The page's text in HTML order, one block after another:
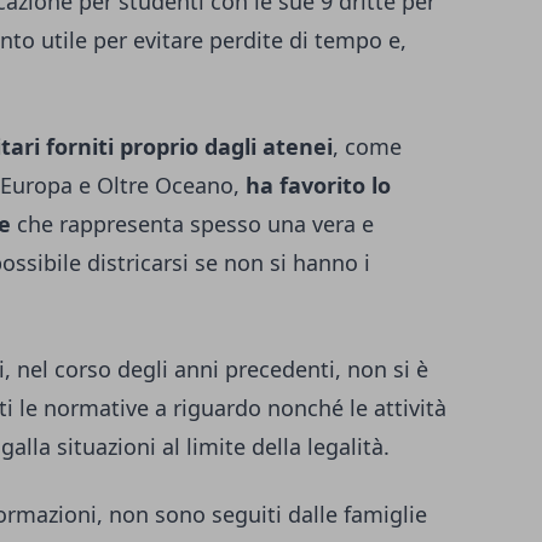
utile per evitare perdite di tempo e,
forniti proprio dagli atenei, come
e Oltre Oceano, ha favorito lo
che rappresenta spesso una vera e
districarsi se non si hanno i
nel corso degli anni precedenti, non si è
le normative a riguardo nonché le attività
situazioni al limite della legalità.
non sono seguiti dalle famiglie